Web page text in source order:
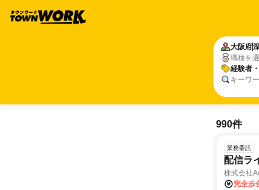
大阪府
職種を
経験者
キーワ
990件
業務委託
配信ラ
株式会社
完全歩